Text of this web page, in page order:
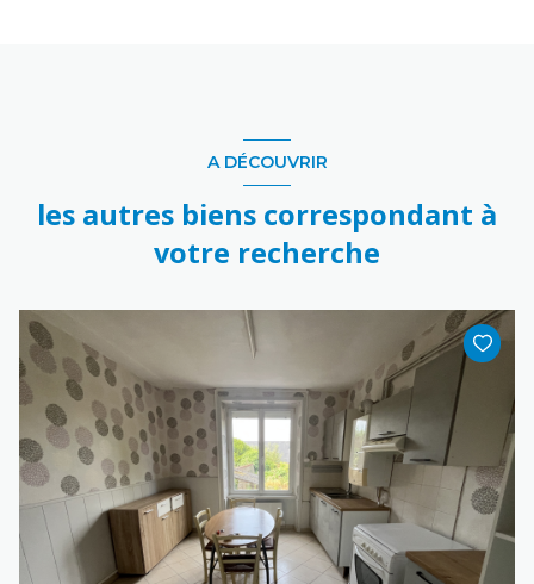
A DÉCOUVRIR
les autres biens correspondant à
votre recherche